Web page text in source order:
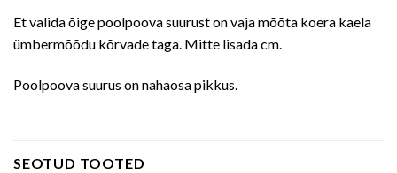
Et valida õige poolpoova suurust on vaja mõõta koera kaela
ümbermõõdu kõrvade taga. Mitte lisada cm.
Poolpoova suurus on nahaosa pikkus.
SEOTUD TOOTED